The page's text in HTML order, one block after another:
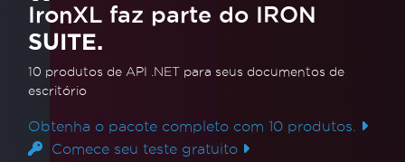
IronXL faz parte do IRON
SUITE.
10 produtos de API .NET para seus documentos de
escritório
Obtenha o pacote completo com 10 produtos.
Comece seu teste gratuito